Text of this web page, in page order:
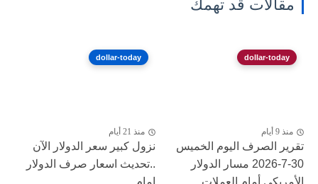
مقالات قد تهمك
dollar-today
منذ 9 أيام
تقرير الصرف اليوم الخميس
30-7-2026 مسار الدولار
dollar-today
منذ 21 أيام
نزول كبير ‎سعر الدولار الآن
..تحديث اسعار صرف الدولار